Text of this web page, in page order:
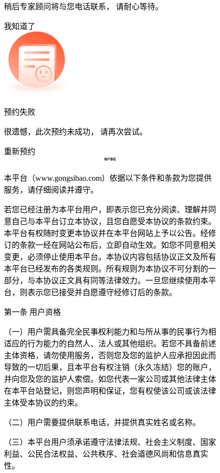
稍后专家顾问将与您电话联系， 请耐心等待。
我知道了
预约失败
很遗憾，此次预约未成功， 请再次尝试。
重新预约
用户协议
本平台（www.gongsibao.com）依据以下条件和条款为您提供
服务，请仔细阅读并遵守。
若您已经注册为本平台用户，即表示您已充分阅读、理解并同
意自己与本平台订立本协议，且您自愿受本协议的条款约束。
本平台有权随时变更本协议并在本平台网站上予以公告。经修
订的条款一经在网站公布后，立即自动生效。如您不同意相关
变更，必须停止使用本平台。本协议内容包括协议正文及所有
本平台已经发布的各类规则。所有规则为本协议不可分割的一
部分，与本协议正文具有同等法律效力。一旦您继续使用本平
台，则表示您已接受并自愿遵守经修订后的条款。
第一条 用户资格
（一）用户需具备完全民事权利能力和与所从事的民事行为相
适应的行为能力的自然人、法人或其他组织。若您不具备前述
主体资格，请勿使用服务，否则您及您的监护人应承担因此而
导致的一切后果，且本平台有权注销（永久冻结）您的账户，
并向您及您的监护人索偿。如您代表一家公司或其他法律主体
在本平台站登记，则您声明和保证，您有权使该公司或该法律
主体受本协议的约束。
（二）用户需要提供联系电话，并提供真实姓名或名称。
（三）本平台用户须承诺遵守法律法规、社会主义制度、国家
利益、公民合法权益、公共秩序、社会道德风尚和信息真实
性。